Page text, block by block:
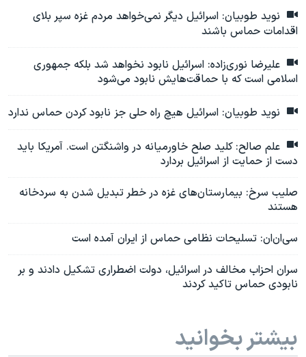
نوید طوبیان: اسرائیل دیگر نمی‌خواهد مردم غزه سپر بلای
اقدامات حماس باشند
علیرضا نوری‌زاده: اسرائیل نابود نخواهد شد بلکه جمهوری
اسلامی است که با حماقت‌هایش نابود می‌شود
نوید طوبیان: اسرائیل هیچ راه حلی جز نابود کردن حماس ندارد
علم صالح: کلید صلح خاورمیانه در واشنگتن است. آمریکا باید
دست از حمایت از اسرائیل بردارد
صلیب سرخ: بیمارستان‌های غزه در خطر تبدیل شدن به سردخانه
هستند
سی‌ان‌ان: تسلیحات نظامی حماس از ایران آمده است
سران احزاب مخالف در اسرائیل، دولت اضطراری تشکیل دادند و بر
نابودی حماس تاکید کردند
بیشتر بخوانید